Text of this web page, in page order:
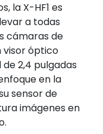
la X-HF1 es
a todas
cámaras de
visor óptico
2,4 pulgadas
en la
sensor de
imágenes en